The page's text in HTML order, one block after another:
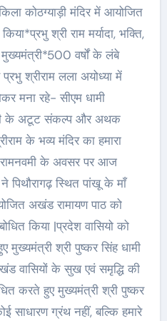
कोठग्याड़ी मंदिर में आयोजित
श्री राम मर्यादा, भक्ति,
वर्षों के लंबे
श्रीराम लला अयोध्या में
मना रहे- सीएम धामी
जी के अटूट संकल्प और अथक
के भव्य मंदिर का हमारा
के अवसर पर आज
पिथौरागढ़ स्थित पांखू के माँ
अखंड रामायण पाठ को
किया |प्रदेश वासियो को
मुख्यमंत्री श्री पुष्कर सिंह धामी
वासियों के सुख एवं समृद्धि की
करते हुए मुख्यमंत्री श्री पुष्कर
साधारण ग्रंथ नहीं, बल्कि हमारे